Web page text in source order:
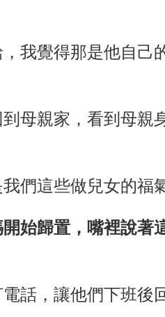
我覺得那是他自己
母親家，看到母親
們這些做兒女的福
始歸置，嘴裡說著
話，讓他們下班後